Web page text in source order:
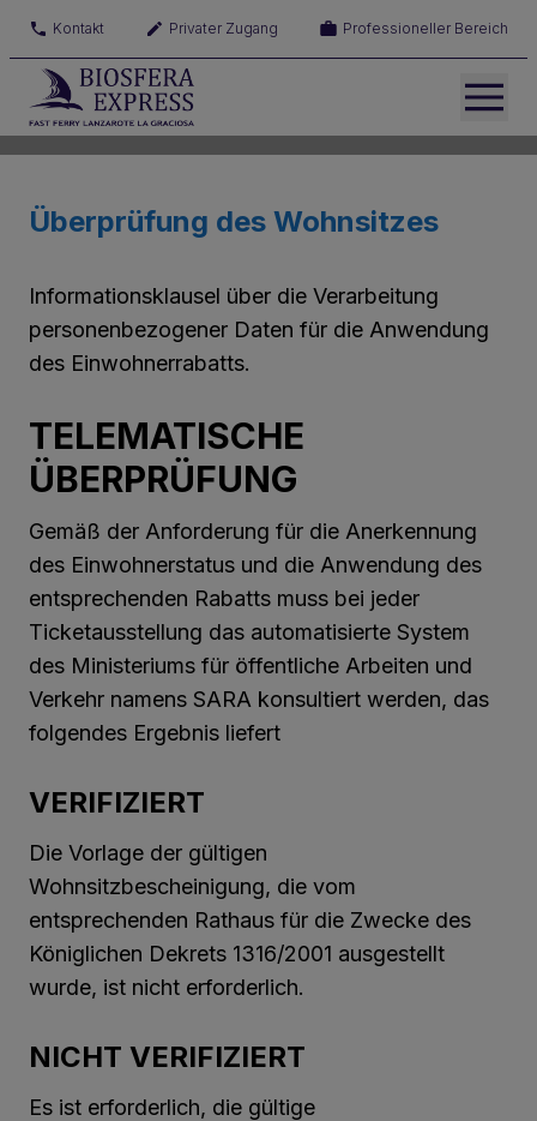
Kontakt Privater Zugang Professioneller Bereich
Überprüfung des Wohnsitzes
Informationsklausel über die Verarbeitung
personenbezogener Daten für die Anwendung
des Einwohnerrabatts.
TELEMATISCHE
ÜBERPRÜFUNG
Gemäß der Anforderung für die Anerkennung
des Einwohnerstatus und die Anwendung des
entsprechenden Rabatts muss bei jeder
Ticketausstellung das automatisierte System
des Ministeriums für öffentliche Arbeiten und
Verkehr namens SARA konsultiert werden, das
folgendes Ergebnis liefert
VERIFIZIERT
Die Vorlage der gültigen
Wohnsitzbescheinigung, die vom
entsprechenden Rathaus für die Zwecke des
Königlichen Dekrets 1316/2001 ausgestellt
wurde, ist nicht erforderlich.
NICHT VERIFIZIERT
Es ist erforderlich, die gültige